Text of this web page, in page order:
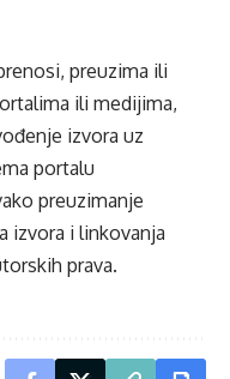
preuzima ili
ili medijima,
izvora uz
portalu
preuzimanje
izvora i linkovanja
prava.